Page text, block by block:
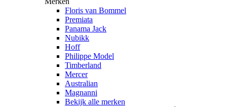
Floris van Bommel
Premiata
Panama Jack
Nubikk
Hoff
Philippe Model
Timberland
Mercer
Australian
Magnanni
Bekijk alle merken